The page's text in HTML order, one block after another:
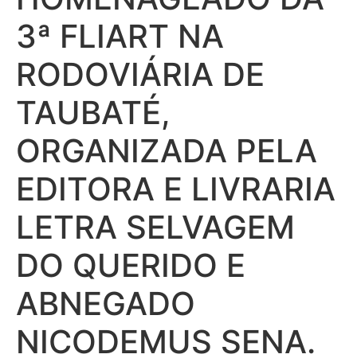
3ª FLIART NA
RODOVIÁRIA DE
TAUBATÉ,
ORGANIZADA PELA
EDITORA E LIVRARIA
LETRA SELVAGEM
DO QUERIDO E
ABNEGADO
NICODEMUS SENA.